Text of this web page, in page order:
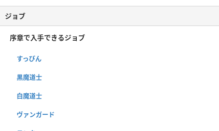
ジョブ
序章で入手できるジョブ
すっぴん
黒魔道士
白魔道士
ヴァンガード